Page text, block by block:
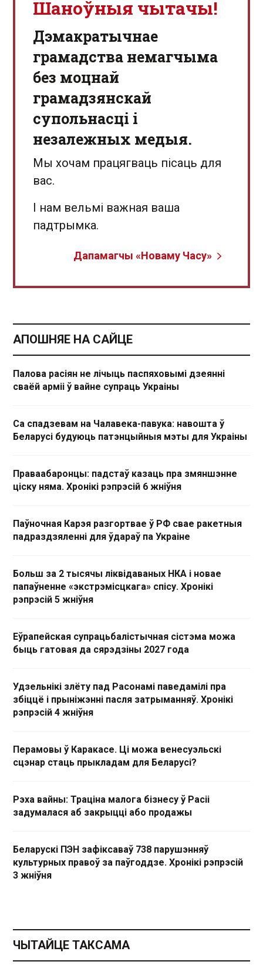
Шаноўныя чытачы!
Дэмакратычнае
грамадства немагчыма
без моцнай
грамадзянскай
супольнасці і
незалежных медыя.
Мы хочам працягваць пісаць для
вас.
І нам вельмі важная ваша
падтрымка.
Дапамагчы «Новаму Часу»
АПОШНЯЕ НА САЙЦЕ
Палова расіян не лічыць паспяховымі дзеянні
сваёй арміі ў вайне супраць Украіны
Са спадзевам на Чалавека-павука: навошта ў
Беларусі будуюць патэнцыйныя мэты для Украіны
Праваабаронцы: падстаў казаць пра змяншэнне
ціску няма. Хронікі рэпрэсій 6 жніўня
Паўночная Карэя разгортвае ў РФ свае ракетныя
падраздзяленні для ўдараў па Украіне
Больш за 2 тысячы ліквідаваных НКА і новае
папаўненне «экстрэмісцкага» спісу. Хронікі
рэпрэсій 5 жніўня
Еўрапейская супрацьбалістычная сістэма можа
быць гатовая да сярэдзіны 2027 года
Удзельнікі злёту пад Расонамі паведамілі пра
збіццё і прыніжэнні пасля затрыманняў. Хронікі
рэпрэсій 4 жніўня
Перамовы ў Каракасе. Ці можа венесуэльскі
сцэнар стаць прыкладам для Беларусі?
Рэха вайны: Траціна малога бізнесу ў Расіі
задумалася аб закрыцці або продажы
Беларускі ПЭН зафіксаваў 738 парушэнняў
культурных правоў за паўгоддзе. Хронікі рэпрэсій
3 жніўня
ЧЫТАЙЦЕ ТАКСАМА